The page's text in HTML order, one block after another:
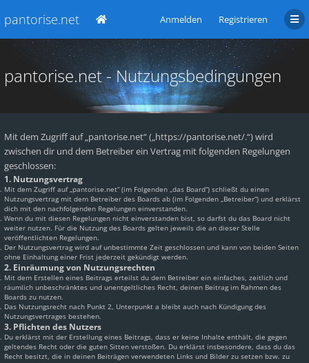
pantorise.net Anmelden Registrieren
pantorise.net - Nutzungsbedingungen
Mit dem Zugriff auf „pantorise.net“ („https://pantorise.net/.“) wird
zwischen dir und dem Betreiber ein Vertrag mit folgenden Regelungen
geschlossen:
1. Nutzungsvertrag
Mit dem Zugriff auf „pantorise.net“ (im Folgenden „das Board“) schließt du einen
Nutzungsvertrag mit dem Betreiber des Boards ab (im Folgenden „Betreiber“) und erklärst
dich mit den nachfolgenden Regelungen einverstanden.
Wenn du mit diesen Regelungen nicht einverstanden bist, so darfst du das Board nicht
weiter nutzen. Für die Nutzung des Boards gelten jeweils die an dieser Stelle
veröffentlichten Regelungen.
Der Nutzungsvertrag wird auf unbestimmte Zeit geschlossen und kann von beiden Seiten
ohne Einhaltung einer Frist jederzeit gekündigt werden.
2. Einräumung von Nutzungsrechten
Mit dem Erstellen eines Beitrags erteilst du dem Betreiber ein einfaches, zeitlich und
räumlich unbeschränktes und unentgeltliches Recht, deinen Beitrag im Rahmen des
Boards zu nutzen.
Das Nutzungsrecht nach Punkt 2, Unterpunkt a bleibt auch nach Kündigung des
Nutzungsvertrages bestehen.
3. Pflichten des Nutzers
Du erklärst mit der Erstellung eines Beitrags, dass er keine Inhalte enthält, die gegen
geltendes Recht oder die guten Sitten verstoßen. Du erklärst insbesondere, dass du das
Recht besitzt, die in deinen Beiträgen verwendeten Links und Bilder zu setzen bzw. zu